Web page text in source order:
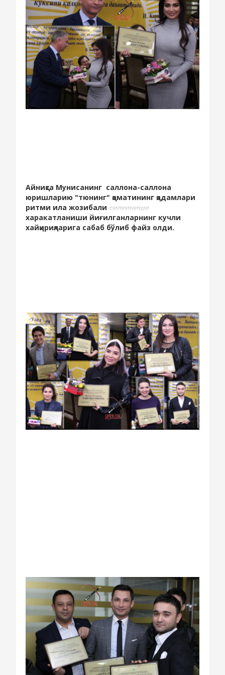
Айниқса Мунисанинг саллона-саллона
юришларию "тюнинг" қоматининг қадамлари
ритми ила жозибали силкиниши
харакатланиши йиғилганларнинг кучли
хайқириқларига сабаб бўлиб файз олди.